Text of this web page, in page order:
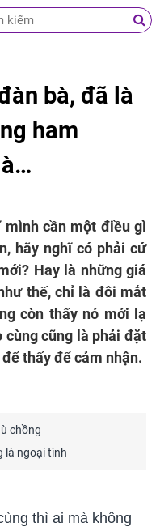
bà, đã là
ham
cần một điều gì
hãy nghĩ có phải cứ
Hay là những giá
thế, chỉ là đôi mắt
còn thấy nó mới lạ
cùng cũng là phải đặt
thấy để cảm nhận.
chồng
là ngoại tình
thì ai mà không